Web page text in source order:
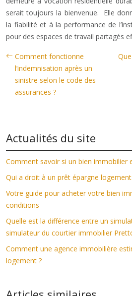
serait toujours la bienvenue. Elle
la fiabilité et à la performance de
pour des espaces de travail partagés
Comment fonctionne
l’indemnisation après un
sinistre selon le code des
assurances ?
Actualités du site
Comment savoir si un bien immobilier
Qui a droit à un prêt épargne logement
Votre guide pour acheter votre bien
conditions
Quelle est la différence entre un
simulateur du courtier immobilier
Comment une agence immobilière
logement ?